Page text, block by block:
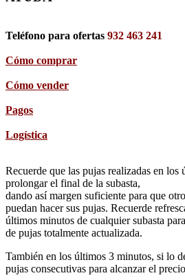
Teléfono para ofertas 932 463 241
Cómo comprar
Cómo vender
Pagos
Logística
Recuerde que las pujas realizadas en los
prolongar el final de la subasta,
dando así margen suficiente para que
puedan hacer sus pujas. Recuerde
últimos minutos de cualquier subasta
de pujas totalmente actualizada.
También en los últimos 3 minutos, si lo
pujas consecutivas para alcanzar el